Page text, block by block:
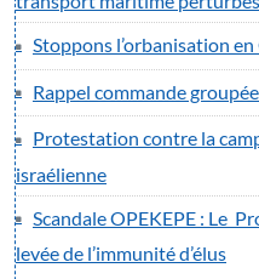
Stoppons l’orbanisation en
Rappel commande
Protestation contre la
israélienne
Scandale OPEKEPE : Le
levée de l’immunité d’élus